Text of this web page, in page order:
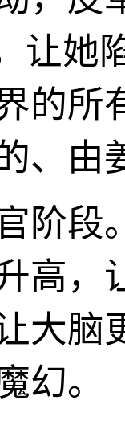
让她
的所
、由
阶段
高，
大脑
幻。